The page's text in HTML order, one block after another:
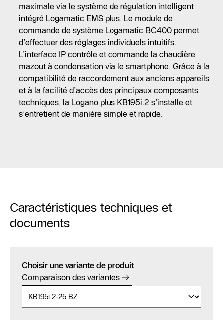
maximale via le système de régulation intelligent
intégré Logamatic EMS plus. Le module de
commande de système Logamatic BC400 permet
d’effectuer des réglages individuels intuitifs.
L’interface IP contrôle et commande la chaudière
mazout à condensation via le smartphone. Grâce à la
compatibilité de raccordement aux anciens appareils
et à la facilité d’accès des principaux composants
techniques, la Logano plus KB195i.2 s’installe et
s’entretient de manière simple et rapide.
Caractéristiques techniques et
documents
Choisir une variante de produit
Comparaison des variantes